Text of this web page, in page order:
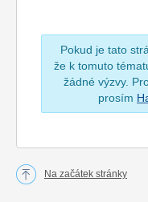
Pokud je tato
že k tomuto
žádné výzvy.
prosím
Na začátek stránky